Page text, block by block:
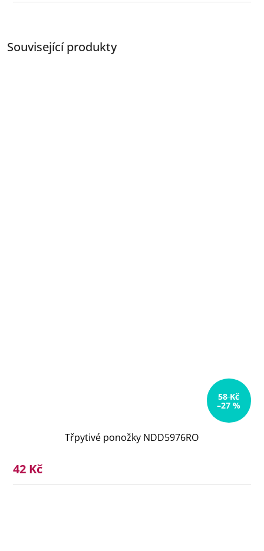
Související produkty
58 Kč
–27 %
Třpytivé ponožky NDD5976RO
42 Kč